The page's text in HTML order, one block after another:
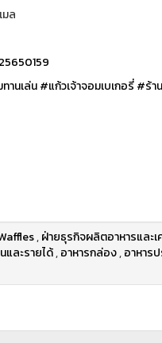
ล
านเล่น #แก้วเจ้าจอมเบเกอรี่ #ร้า
,ฝ่ายธุรกิจผลิตอาหารและ
ละรายได้,อาหารกล่อง,อาหาร